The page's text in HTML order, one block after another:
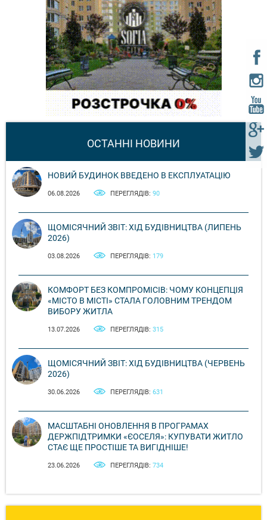
ОСТАННІ НОВИНИ
НОВИЙ БУДИНОК ВВЕДЕНО В ЕКСПЛУАТАЦІЮ
06.08.2026 ПЕРЕГЛЯДІВ: 90
ЩОМІСЯЧНИЙ ЗВІТ: ХІД БУДІВНИЦТВА (ЛИПЕНЬ
2026)
03.08.2026 ПЕРЕГЛЯДІВ: 179
КОМФОРТ БЕЗ КОМПРОМІСІВ: ЧОМУ КОНЦЕПЦІЯ
«МІСТО В МІСТІ» СТАЛА ГОЛОВНИМ ТРЕНДОМ
ВИБОРУ ЖИТЛА
13.07.2026 ПЕРЕГЛЯДІВ: 315
ЩОМІСЯЧНИЙ ЗВІТ: ХІД БУДІВНИЦТВА (ЧЕРВЕНЬ
2026)
30.06.2026 ПЕРЕГЛЯДІВ: 631
МАСШТАБНІ ОНОВЛЕННЯ В ПРОГРАМАХ
ДЕРЖПІДТРИМКИ «ЄОСЕЛЯ»: КУПУВАТИ ЖИТЛО
СТАЄ ЩЕ ПРОСТІШЕ ТА ВИГІДНІШЕ!
23.06.2026 ПЕРЕГЛЯДІВ: 734